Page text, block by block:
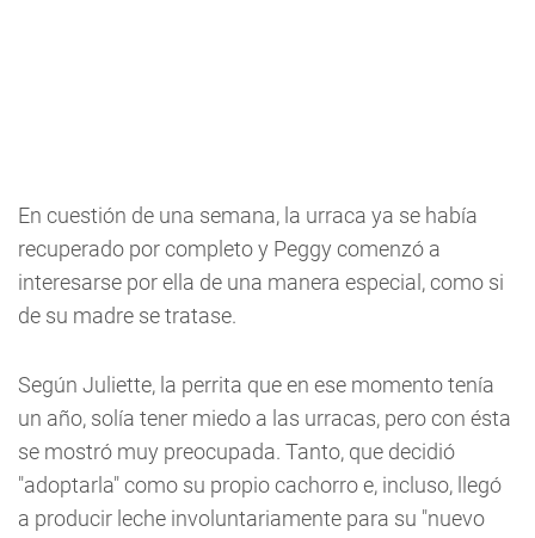
En cuestión de una semana, la urraca ya se había
recuperado por completo y Peggy comenzó a
interesarse por ella de una manera especial, como si
de su madre se tratase.
Según Juliette, la perrita que en ese momento tenía
un año, solía tener miedo a las urracas, pero con ésta
se mostró muy preocupada. Tanto, que decidió
"adoptarla" como su propio cachorro e, incluso, llegó
a producir leche involuntariamente para su "nuevo